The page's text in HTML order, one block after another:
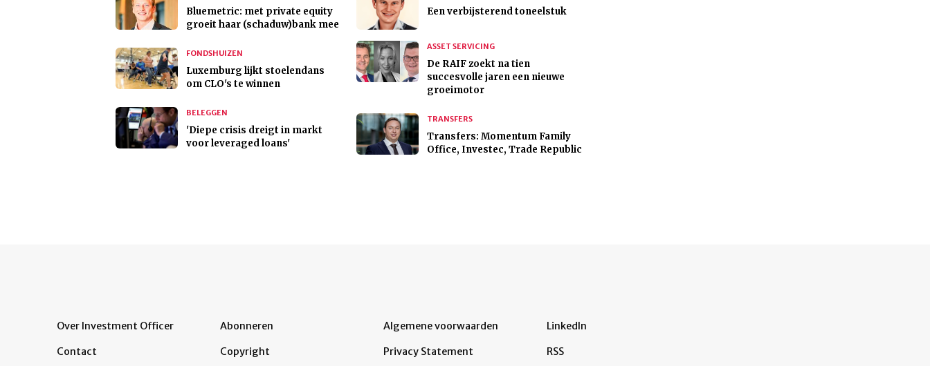
Bluemetric: met private equity
groeit haar (schaduw)bank mee
FONDSHUIZEN
Luxemburg lijkt stoelendans
om CLO's te winnen
BELEGGEN
'Diepe crisis dreigt in markt
voor leveraged loans'
Een verbijsterend toneelstuk
ASSET SERVICING
De RAIF zoekt na tien
succesvolle jaren een nieuwe
groeimotor
TRANSFERS
Transfers: Momentum Family
Office, Investec, Trade Republic
Over Investment Officer
Contact
Abonneren
Copyright
Algemene voorwaarden
Privacy Statement
LinkedIn
RSS